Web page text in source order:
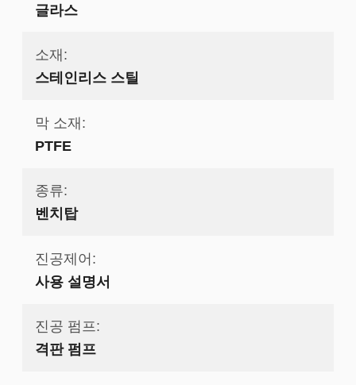
글라스
소재:
스테인리스 스틸
막 소재:
PTFE
종류:
벤치탑
진공제어:
사용 설명서
진공 펌프:
격판 펌프